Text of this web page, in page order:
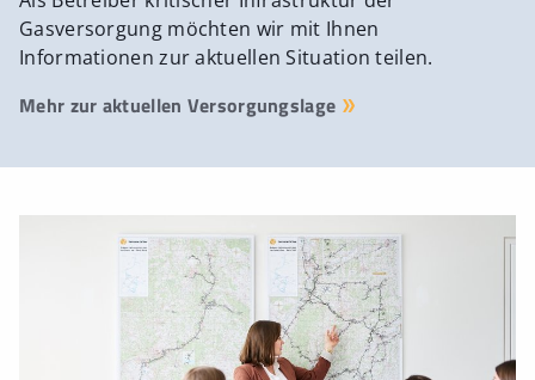
Gasversorgung möchten wir mit Ihnen
Informationen zur aktuellen Situation teilen.
Mehr zur aktuellen Versorgungslage